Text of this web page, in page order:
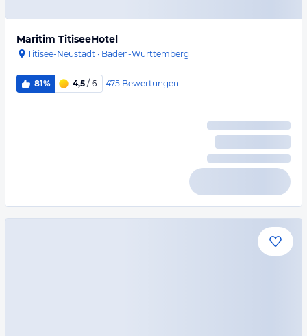
Maritim TitiseeHotel
Titisee-Neustadt · Baden-Württemberg
81% 4,5 / 6 475 Bewertungen